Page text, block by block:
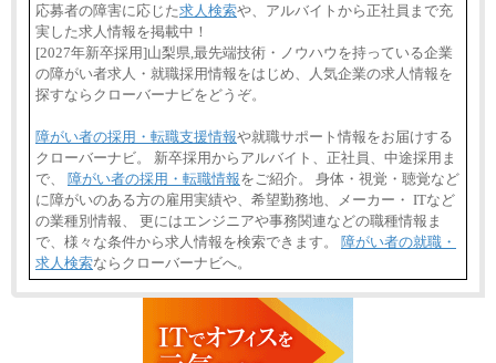
応募者の障害に応じた求人検索や、アルバイトから正社員まで充
実した求人情報を掲載中！
[2027年新卒採用]山梨県,最先端技術・ノウハウを持っている企業
の障がい者求人・就職採用情報をはじめ、人気企業の求人情報を
探すならクローバーナビをどうぞ。
障がい者の採用・転職支援情報や就職サポート情報をお届けする
クローバーナビ。 新卒採用からアルバイト、正社員、中途採用ま
で、 障がい者の採用・転職情報をご紹介。 身体・視覚・聴覚など
に障がいのある方の雇用実績や、希望勤務地、メーカー・ ITなど
の業種別情報、 更にはエンジニアや事務関連などの職種情報ま
で、様々な条件から求人情報を検索できます。 障がい者の就職・
求人検索ならクローバーナビへ。